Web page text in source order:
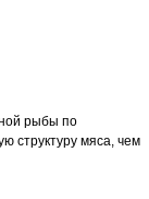
рыбы по
структуру мяса, чем